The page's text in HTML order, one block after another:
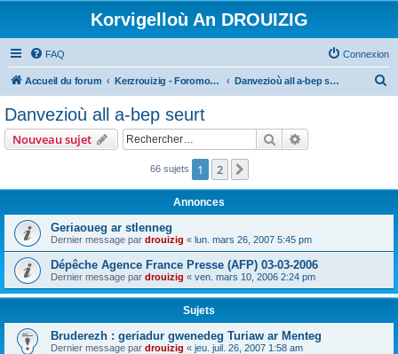
Korvigelloù An DROUIZIG
FAQ Connexion
Accueil du forum Kerzrouizig - Foromoù An Drouizig Danvezioù all a-bep seurt
e
Danvezioù all a-bep seurt
Nouveau sujet Rechercher
66 sujets 1 2
Annonces
Geriaoueg ar stlenneg
Dernier message par drouizig « lun. mars 26, 2007 5:45 pm
Dépêche Agence France Presse (AFP) 03-03-2006
Dernier message par drouizig « ven. mars 10, 2006 2:24 pm
Sujets
Bruderezh : geriadur gwenedeg Turiaw ar Menteg
Dernier message par drouizig « jeu. juil. 26, 2007 1:58 am